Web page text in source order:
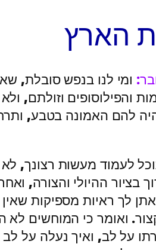
הארץ
ומי לנו בנפש סובלת,
והפילוסופים וזולתם,
להם האמונה בטבע,
נוכל לעמוד מעשות
בציור ההיולי והצורה,
לך ראיות מספיקות
ואומר כי המוחשים לא
על לב, ואיך נעלה על